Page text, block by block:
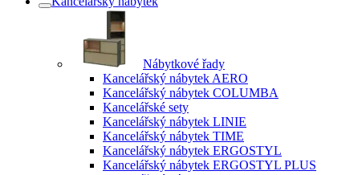
Nábytkové řady
Kancelářský nábytek AERO
Kancelářský nábytek COLUMBA
Kancelářské sety
Kancelářský nábytek LINIE
Kancelářský nábytek TIME
Kancelářský nábytek ERGOSTYL
Kancelářský nábytek ERGOSTYL PLUS